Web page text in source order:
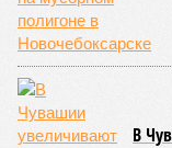
перекинуто
удерживаясь за
в противоборство,
том, чтобы
Современная